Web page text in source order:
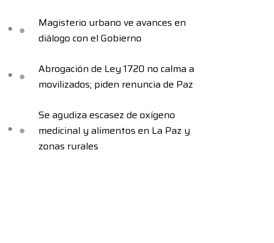
Magisterio urbano ve avances en
diálogo con el Gobierno
Abrogación de Ley 1720 no calma a
movilizados; piden renuncia de Paz
Se agudiza escasez de oxígeno
medicinal y alimentos en La Paz y
zonas rurales